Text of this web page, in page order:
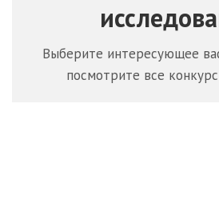
Выберите интересующее
посмотрите все